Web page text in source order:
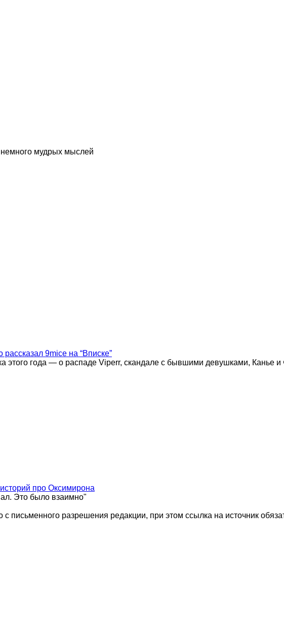
немного мудрых мыслей
9mice на “Вписке”
этого года — о распаде Viperr, скандале с бывшими девушками, Канье
про Оксимирона
Это было взаимно"
письменного разрешения редакции, при этом ссылка на источник